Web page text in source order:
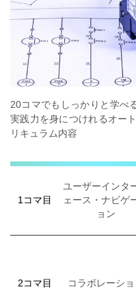
20コマでもしっかりと学べる
実践力を身につけれるオー
リキュラム内容
1コマ目
ユーザーインタ
ェース・ナビゲ
ョン
2コマ目 コラボレーショ